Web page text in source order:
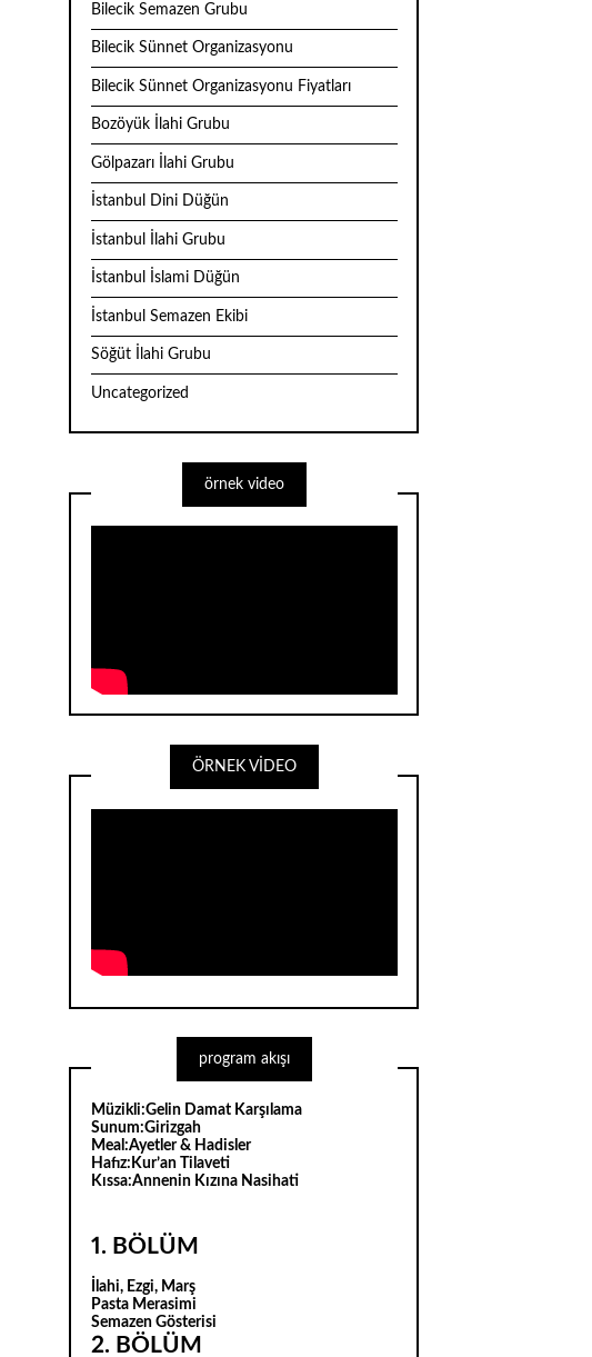
Bilecik Semazen Grubu
Bilecik Sünnet Organizasyonu
Bilecik Sünnet Organizasyonu Fiyatları
Bozöyük İlahi Grubu
Gölpazarı İlahi Grubu
İstanbul Dini Düğün
İstanbul İlahi Grubu
İstanbul İslami Düğün
İstanbul Semazen Ekibi
Söğüt İlahi Grubu
Uncategorized
örnek video
ÖRNEK VİDEO
program akışı
Müzikli:Gelin Damat Karşılama
Sunum:Girizgah
Meal:Ayetler & Hadisler
Hafız: Kur’an Tilaveti
Kıssa:Annenin Kızına Nasihati
1. BÖLÜM
İlahi, Ezgi, Marş
Pasta Merasimi
Semazen Gösterisi
2. BÖLÜM